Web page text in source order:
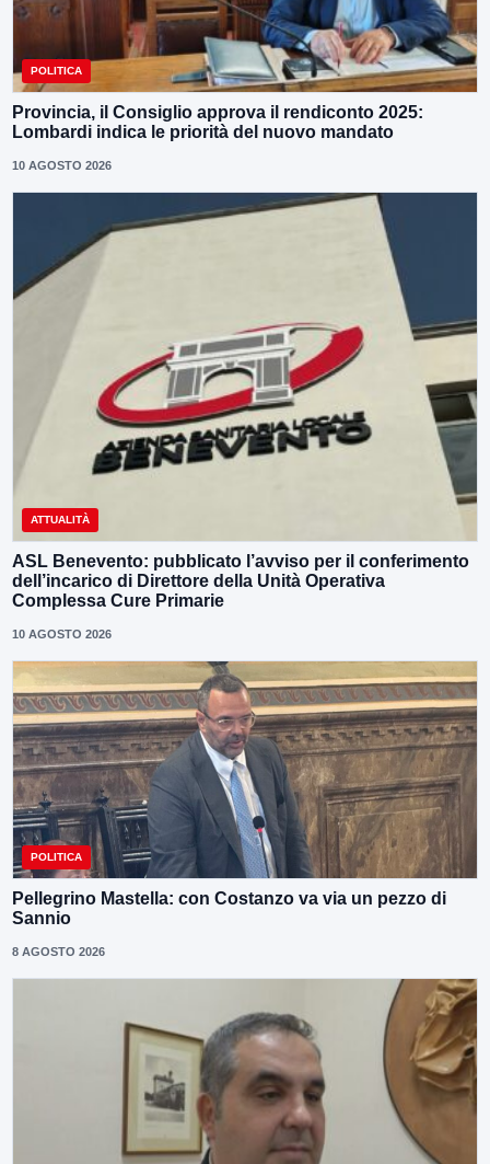
POLITICA
Provincia, il Consiglio approva il rendiconto 2025:
Lombardi indica le priorità del nuovo mandato
10 AGOSTO 2026
ATTUALITÀ
ASL Benevento: pubblicato l’avviso per il conferimento
dell’incarico di Direttore della Unità Operativa
Complessa Cure Primarie
10 AGOSTO 2026
POLITICA
Pellegrino Mastella: con Costanzo va via un pezzo di
Sannio
8 AGOSTO 2026